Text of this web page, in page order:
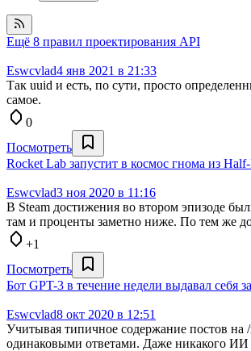
Ещё 8 правил проектирования API
Eswcvlad4 янв 2021 в 21:33
Так uuid и есть, по сути, просто
самое.
0
Посмотреть
Rocket Lab запустит в космос гнома из
Eswcvlad3 ноя 2020 в 11:16
В Steam достижения во втором эпизоде
там и проценты заметно ниже. По тем же
+1
Посмотреть
Бот GPT-3 в течение недели выдавал себя
Eswcvlad8 окт 2020 в 12:51
Учитывая типичное содержание постов на
одинаковыми ответами. Даже никакого ИИ